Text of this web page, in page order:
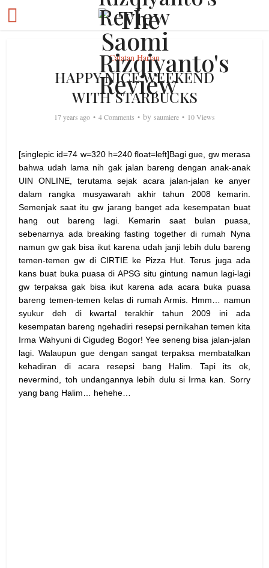
Catatan Harian
HAPPY NICE WEEKEND
WITH STARBUCKS
17 years ago 4 Comments by saumiere 10 Views
[singlepic id=74 w=320 h=240 float=left]Bagi gue, gw merasa
bahwa udah lama nih gak jalan bareng dengan anak-anak
UIN ONLINE, terutama sejak acara jalan-jalan ke anyer
dalam rangka musyawarah akhir tahun 2008 kemarin.
Semenjak saat itu gw jarang banget ada kesempatan buat
hang out bareng lagi. Kemarin saat bulan puasa,
sebenarnya ada breaking fasting together di rumah Nyna
namun gw gak bisa ikut karena udah janji lebih dulu bareng
temen-temen gw di CIRTIE ke Pizza Hut. Terus juga ada
kans buat buka puasa di APSG situ gintung namun lagi-lagi
gw terpaksa gak bisa ikut karena ada acara buka puasa
bareng temen-temen kelas di rumah Armis. Hmm… namun
syukur deh di kwartal terakhir tahun 2009 ini ada
kesempatan bareng ngehadiri resepsi pernikahan temen kita
Irma Wahyuni di Cigudeg Bogor! Yee seneng bisa jalan-jalan
lagi. Walaupun gue dengan sangat terpaksa membatalkan
kehadiran di acara resepsi bang Halim. Tapi its ok,
nevermind, toh undangannya lebih dulu si Irma kan. Sorry
yang bang Halim… hehehe…